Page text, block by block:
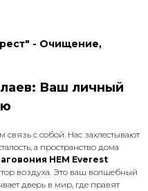
- Очищение,
Ваш личный
связь с собой. Нас захлестывают
а пространство дома
HEM Everest
воздуха. Это ваш волшебный
дверь в мир, где правят